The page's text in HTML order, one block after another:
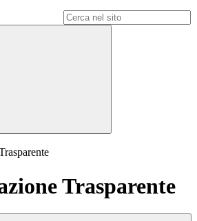
Trasparente